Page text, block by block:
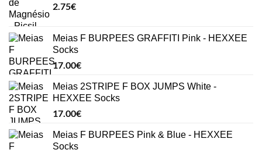
2.75€
Meias F BURPEES GRAFFITI Pink - HEXXEE
Socks
17.00€
Meias 2STRIPE F BOX JUMPS White -
HEXXEE Socks
17.00€
Meias F BURPEES Pink & Blue - HEXXEE
Socks